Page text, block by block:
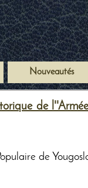
Nouveautés
de
de